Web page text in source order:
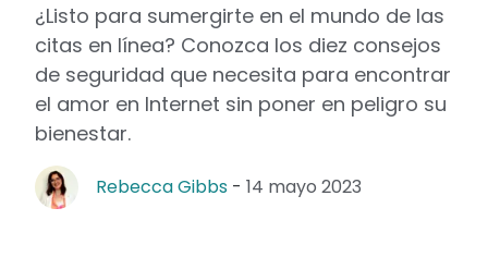
¿Listo para sumergirte en el mundo de las
citas en línea? Conozca los diez consejos
de seguridad que necesita para encontrar
el amor en Internet sin poner en peligro su
bienestar.
Rebecca Gibbs - 14 mayo 2023